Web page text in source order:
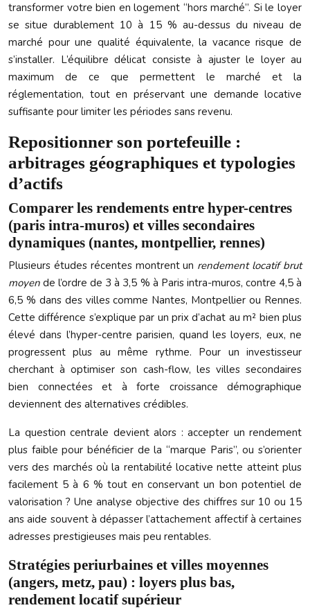
transformer votre bien en logement “hors marché”. Si le loyer
se situe durablement 10 à 15 % au-dessus du niveau de
marché pour une qualité équivalente, la vacance risque de
s’installer. L’équilibre délicat consiste à ajuster le loyer au
maximum de ce que permettent le marché et la
réglementation, tout en préservant une demande locative
suffisante pour limiter les périodes sans revenu.
Repositionner son portefeuille :
arbitrages géographiques et typologies
d’actifs
Comparer les rendements entre hyper-centres
(paris intra-muros) et villes secondaires
dynamiques (nantes, montpellier, rennes)
Plusieurs études récentes montrent un rendement locatif brut
moyen de l’ordre de 3 à 3,5 % à Paris intra-muros, contre 4,5 à
6,5 % dans des villes comme Nantes, Montpellier ou Rennes.
Cette différence s’explique par un prix d’achat au m² bien plus
élevé dans l’hyper-centre parisien, quand les loyers, eux, ne
progressent plus au même rythme. Pour un investisseur
cherchant à optimiser son cash-flow, les villes secondaires
bien connectées et à forte croissance démographique
deviennent des alternatives crédibles.
La question centrale devient alors : accepter un rendement
plus faible pour bénéficier de la “marque Paris”, ou s’orienter
vers des marchés où la rentabilité locative nette atteint plus
facilement 5 à 6 % tout en conservant un bon potentiel de
valorisation ? Une analyse objective des chiffres sur 10 ou 15
ans aide souvent à dépasser l’attachement affectif à certaines
adresses prestigieuses mais peu rentables.
Stratégies periurbaines et villes moyennes
(angers, metz, pau) : loyers plus bas,
rendement locatif supérieur